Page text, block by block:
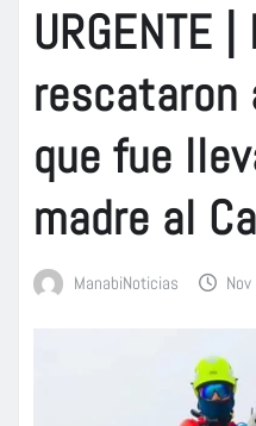
URGENTE
rescataron
que fue
madre al
ManabiNoticias